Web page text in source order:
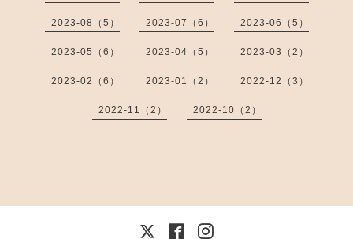
2023-08（5） 2023-07（6） 2023-06（5）
2023-05（6） 2023-04（5） 2023-03（2）
2023-02（6） 2023-01（2） 2022-12（3）
2022-11（2） 2022-10（2）